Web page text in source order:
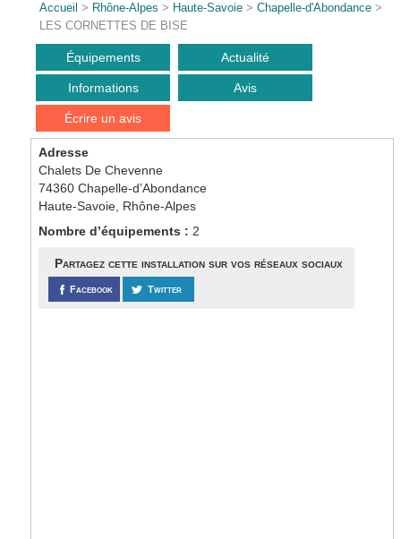
Accueil > Rhône-Alpes > Haute-Savoie >Chapelle-d'Abondance >
LES CORNETTES DE BISE
Équipements Actualité
Informations Avis
Écrire un avis
Adresse
Chalets De Chevenne
74360 Chapelle-d’Abondance
Haute-Savoie, Rhône-Alpes
Nombre d’équipements : 2
Partagez cette installation sur vos réseaux sociaux
Facebook Twitter